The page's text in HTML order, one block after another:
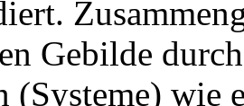
Gebilde
(Systeme) wie